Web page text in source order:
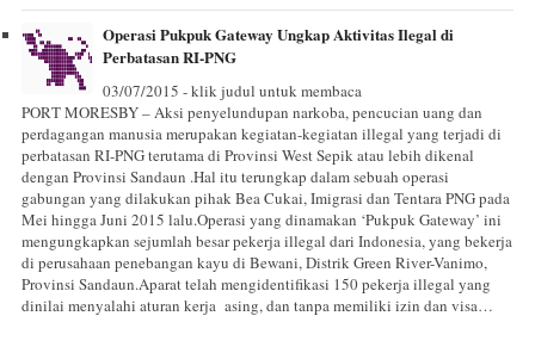
Operasi Pukpuk Gateway Ungkap Aktivitas Ilegal di
Perbatasan RI-PNG
03/07/2015 - klik judul untuk membaca
PORT MORESBY – Aksi penyelundupan narkoba, pencucian uang dan
perdagangan manusia merupakan kegiatan-kegiatan illegal yang terjadi di
perbatasan RI-PNG terutama di Provinsi West Sepik atau lebih dikenal
dengan Provinsi Sandaun .Hal itu terungkap dalam sebuah operasi
gabungan yang dilakukan pihak Bea Cukai, Imigrasi dan Tentara PNG pada
Mei hingga Juni 2015 lalu.Operasi yang dinamakan ‘Pukpuk Gateway’ ini
mengungkapkan sejumlah besar pekerja illegal dari Indonesia, yang bekerja
di perusahaan penebangan kayu di Bewani, Distrik Green River-Vanimo,
Provinsi Sandaun.Aparat telah mengidentifikasi 150 pekerja illegal yang
dinilai menyalahi aturan kerja asing, dan tanpa memiliki izin dan visa…